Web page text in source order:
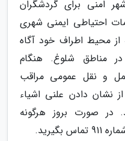
امنی برای گردشگران
احتیاطی ایمنی شهری
محیط اطراف خود آگاه
مناطق شلوغ. هنگام
و نقل عمومی مراقب
نشان دادن علنی اشیاء
در صورت بروز هرگونه